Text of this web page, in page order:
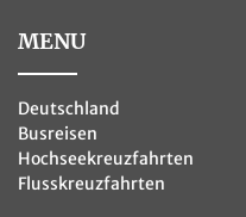
MENU
Deutschland
Busreisen
Hochseekreuzfahrten
Flusskreuzfahrten